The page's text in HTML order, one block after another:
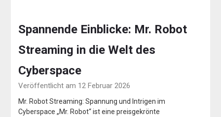
Spannende Einblicke: Mr. Robot
Streaming in die Welt des
Cyberspace
Veröffentlicht am 12 Februar 2026
Mr. Robot Streaming: Spannung und Intrigen im
Cyberspace „Mr. Robot“ ist eine preisgekrönte